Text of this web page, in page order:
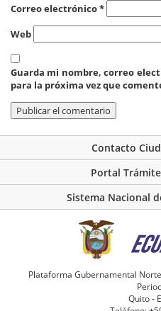
Correo electrónico*
Web
Guarda mi nombre, correo
para la próxima vez que
Contacto
Portal
Sistema Nacional
Plataforma Gubernamental
Quito -